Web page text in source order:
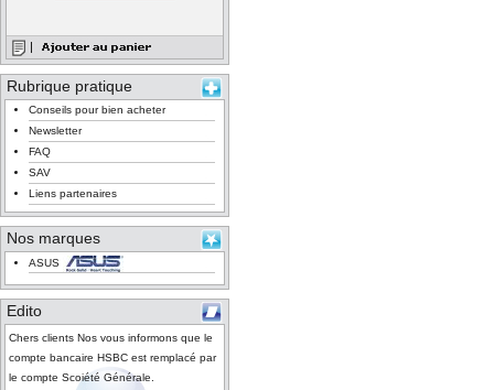
Rubrique pratique
Conseils pour bien acheter
Newsletter
FAQ
SAV
Liens partenaires
Nos marques
ASUS
Edito
Chers clients Nos vous informons que le
compte bancaire HSBC est remplacé par
le compte Scoiété Générale.